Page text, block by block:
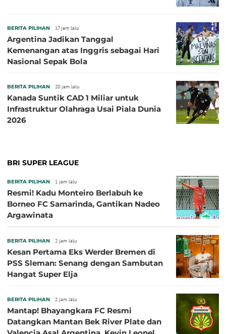
BERITA PILIHAN 17 jam lalu
Argentina Jadikan Tanggal
Kemenangan atas Inggris sebagai Hari
Nasional Sepak Bola
BERITA PILIHAN 20 jam lalu
Kanada Suntik CAD 1 Miliar untuk
Infrastruktur Olahraga Usai Piala Dunia
2026
BRI SUPER LEAGUE
BERITA PILIHAN 1 jam lalu
Resmi! Kadu Monteiro Berlabuh ke
Borneo FC Samarinda, Gantikan Nadeo
Argawinata
BERITA PILIHAN 2 jam lalu
Kesan Pertama Eks Werder Bremen di
PSS Sleman: Senang dengan Sambutan
Hangat Super Elja
BERITA PILIHAN 2 jam lalu
Mantap! Bhayangkara FC Resmi
Datangkan Mantan Bek River Plate dan